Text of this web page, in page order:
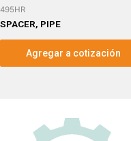
495HR
SPACER, PIPE
Agregar a cotización